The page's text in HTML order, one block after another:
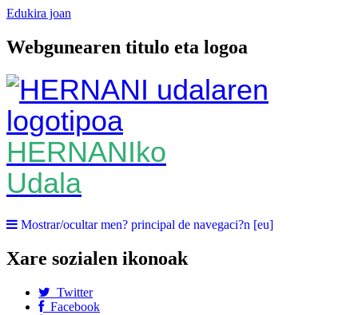
Edukira joan
Webgunearen titulo eta logoa
HERNANIko
Udala
Mostrar/ocultar men? principal de navegaci?n [eu]
Xare sozialen ikonoak
Twitter
Facebook